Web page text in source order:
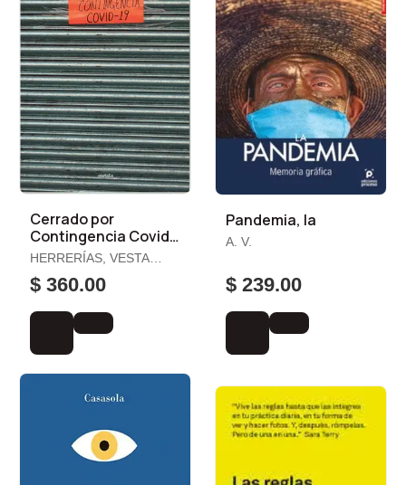
Cerrado por
Contingencia Covid-
19
HERRERÍAS, VESTA
MÓNICA / MAGALLANES,
ALEJANDRO /
$ 360.00
Pandemia, la
A. V.
$ 239.00